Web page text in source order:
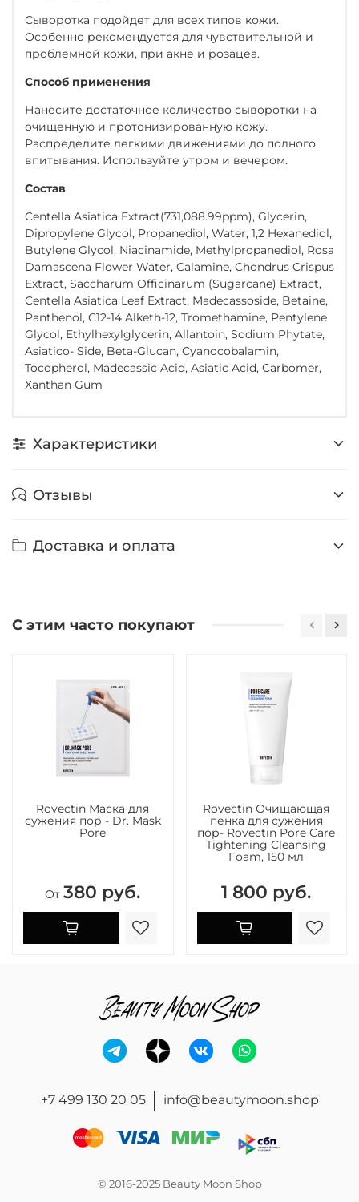
Сыворотка подойдет для всех типов кожи.
Особенно рекомендуется для чувствительной и
проблемной кожи, при акне и розацеа.
Способ применения
Нанесите достаточное количество сыворотки на
очищенную и протонизированную кожу.
Распределите легкими движениями до полного
впитывания. Используйте утром и вечером.
Состав
Centella Asiatica Extract(731,088.99ppm), Glycerin,
Dipropylene Glycol, Propanediol, Water, 1,2 Hexanediol,
Butylene Glycol, Niacinamide, Methylpropanediol, Rosa
Damascena Flower Water, Calamine, Chondrus Crispus
Extract, Saccharum Officinarum (Sugarcane) Extract,
Centella Asiatica Leaf Extract, Madecassoside, Betaine,
Panthenol, C12-14 Alketh-12, Tromethamine, Pentylene
Glycol, Ethylhexylglycerin, Allantoin, Sodium Phytate,
Asiatico- Side, Beta-Glucan, Cyanocobalamin,
Tocopherol, Madecassic Acid, Asiatic Acid, Carbomer,
Xanthan Gum
Характеристики
Отзывы
Доставка и оплата
С этим часто покупают
Rovectin Маска для
сужения пор - Dr. Mask
Pore
От 380 руб.
Rovectin Очищающая
пенка для сужения
пор- Rovectin Pore Care
Tightening Cleansing
Foam, 150 мл
1 800 руб.
+7 499 130 20 05 info@beautymoon.shop
© 2016-2025 Beauty Moon Shop